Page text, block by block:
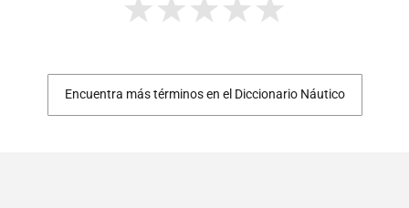
Encuentra más términos en el Diccionario Náutico